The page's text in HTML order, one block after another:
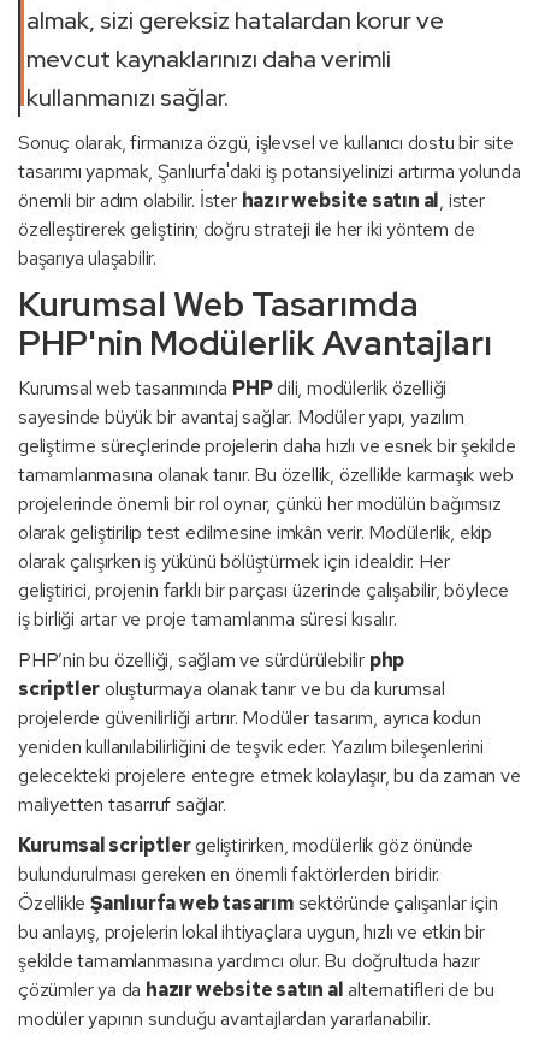
almak, sizi gereksiz hatalardan korur ve
mevcut kaynaklarınızı daha verimli
kullanmanızı sağlar.
Sonuç olarak, firmanıza özgü, işlevsel ve kullanıcı dostu bir site
tasarımı yapmak, Şanlıurfa'daki iş potansiyelinizi artırma yolunda
önemli bir adım olabilir. İster hazır website satın al, ister
özelleştirerek geliştirin; doğru strateji ile her iki yöntem de
başarıya ulaşabilir.
Kurumsal Web Tasarımda
PHP'nin Modülerlik Avantajları
Kurumsal web tasarımında PHPdili, modülerlik özelliği
sayesinde büyük bir avantaj sağlar. Modüler yapı, yazılım
geliştirme süreçlerinde projelerin daha hızlı ve esnek bir şekilde
tamamlanmasına olanak tanır. Bu özellik, özellikle karmaşık web
projelerinde önemli bir rol oynar, çünkü her modülün bağımsız
olarak geliştirilip test edilmesine imkân verir. Modülerlik, ekip
olarak çalışırken iş yükünü bölüştürmek için idealdir. Her
geliştirici, projenin farklı bir parçası üzerinde çalışabilir, böylece
iş birliği artar ve proje tamamlanma süresi kısalır.
PHP’nin bu özelliği, sağlam ve sürdürülebilir php
scriptleroluşturmaya olanak tanır ve bu da kurumsal
projelerde güvenilirliği artırır. Modüler tasarım, ayrıca kodun
yeniden kullanılabilirliğini de teşvik eder. Yazılım bileşenlerini
gelecekteki projelere entegre etmek kolaylaşır, bu da zaman ve
maliyetten tasarruf sağlar.
Kurumsal scriptlergeliştirirken, modülerlik göz önünde
bulundurulması gereken en önemli faktörlerden biridir.
Özellikle Şanlıurfa web tasarımsektöründe çalışanlar için
bu anlayış, projelerin lokal ihtiyaçlara uygun, hızlı ve etkin bir
şekilde tamamlanmasına yardımcı olur. Bu doğrultuda hazır
çözümler ya da hazır website satın alalternatifleri de bu
modüler yapının sunduğu avantajlardan yararlanabilir.